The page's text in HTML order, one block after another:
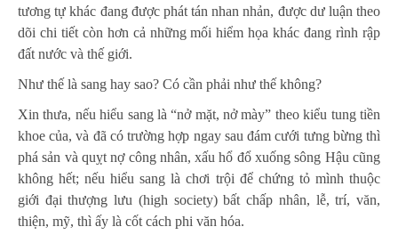
tương tự khác đang được phát tán nhan nhản, được dư luận theo
dõi chi tiết còn hơn cả những mối hiểm họa khác đang rình rập
đất nước và thế giới.
Như thế là sang hay sao? Có cần phải như thế không?
Xin thưa, nếu hiểu sang là “nở mặt, nở mày” theo kiểu tung tiền
khoe của, và đã có trường hợp ngay sau đám cưới tưng bừng thì
phá sản và quỵt nợ công nhân, xấu hổ đổ xuống sông Hậu cũng
không hết; nếu hiểu sang là chơi trội để chứng tỏ mình thuộc
giới đại thượng lưu (high society) bất chấp nhân, lễ, trí, văn,
thiện, mỹ, thì ấy là cốt cách phi văn hóa.